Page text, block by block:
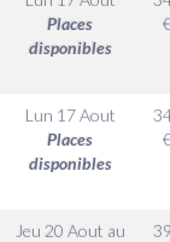
Places
disponibles
Lun 17 Aout
Places
disponibles
Jeu 20 Aout au